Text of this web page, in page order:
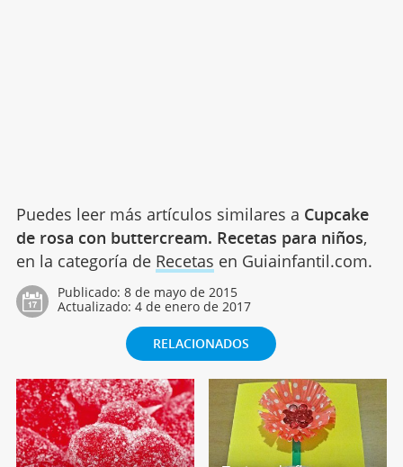
Puedes leer más artículos similares a Cupcake
de rosa con buttercream. Recetas para niños,
en la categoría de Recetas en Guiainfantil.com.
Publicado: 8 de mayo de 2015
Actualizado: 4 de enero de 2017
RELACIONADOS